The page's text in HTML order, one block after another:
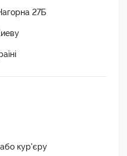
27Б
або кур'єру